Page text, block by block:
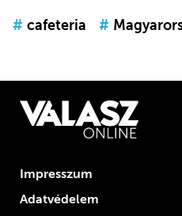
# cafeteria #
Impresszum
Adatvédelem